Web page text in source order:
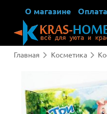
О магазине Оплата
Главная Косметика